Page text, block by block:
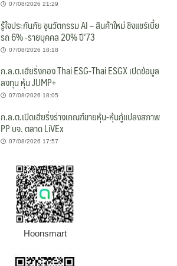
07/08/2026 21:29
รู้ใจประกันภัย ชูนวัตกรรม AI – สินค้าใหม่ ชิงแชร์เบี้ย
รถ 6% -รายบุคคล 20% ปี’73
07/08/2026 18:18
ก.ล.ต.เฮียริ่งกอง Thai ESG-Thai ESGX เปิดข้อมูล
ลงทุน หุ้น JUMP+
07/08/2026 18:05
ก.ล.ต.เปิดเฮียริ่งร่างเกณฑ์ขายหุ้น-หุ้นกู้แปลงสภาพ
PP บจ. ตลาด LiVEx
07/08/2026 17:57
Hoonsmart